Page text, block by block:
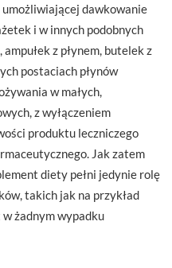
dawkowanie
i w innych podobnych
z płynem, butelek z
postaciach płynów
w małych,
z wyłączeniem
produktu leczniczego
Jak zatem
diety pełni jedynie rolę
takich jak na przykład
żadnym wypadku